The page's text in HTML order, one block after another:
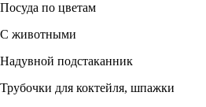
Посуда по цветам
С животными
Надувной подстаканник
Трубочки для коктейля, шпажки